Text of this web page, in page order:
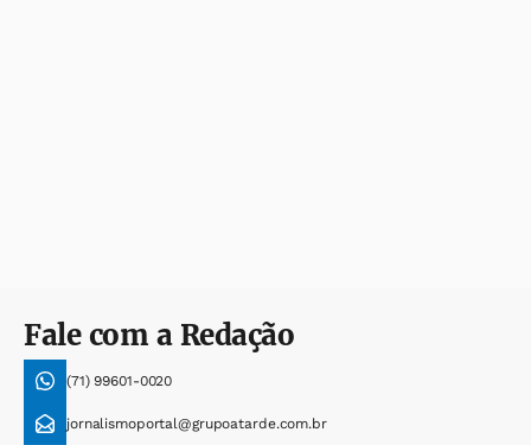
Fale com a Redação
(71) 99601-0020
jornalismoportal@grupoatarde.com.br